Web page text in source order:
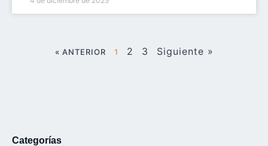
« ANTERIOR 1 2 3 Siguiente »
Categorías